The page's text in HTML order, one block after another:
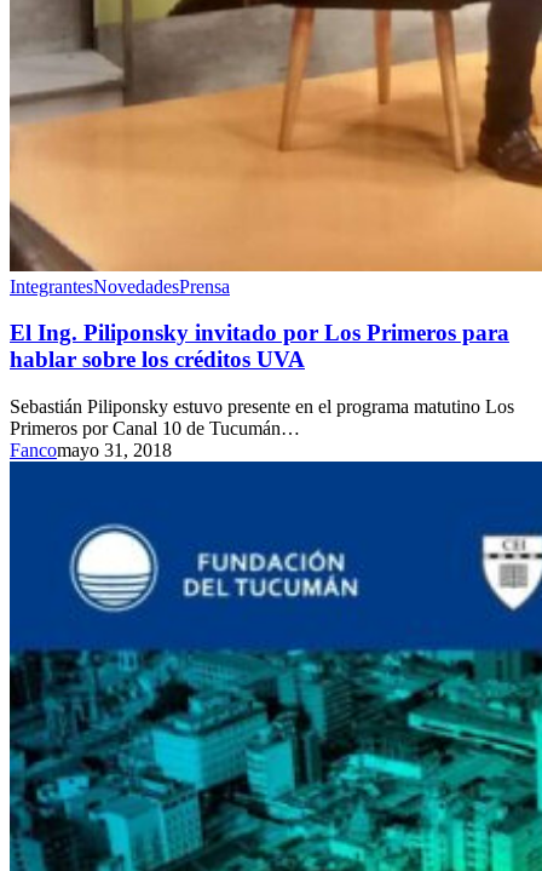
IntegrantesNovedadesPrensa
El Ing. Piliponsky invitado por Los Primeros para
hablar sobre los créditos UVA
Sebastián Piliponsky estuvo presente en el programa matutino Los
Primeros por Canal 10 de Tucumán…
Fancomayo 31, 2018